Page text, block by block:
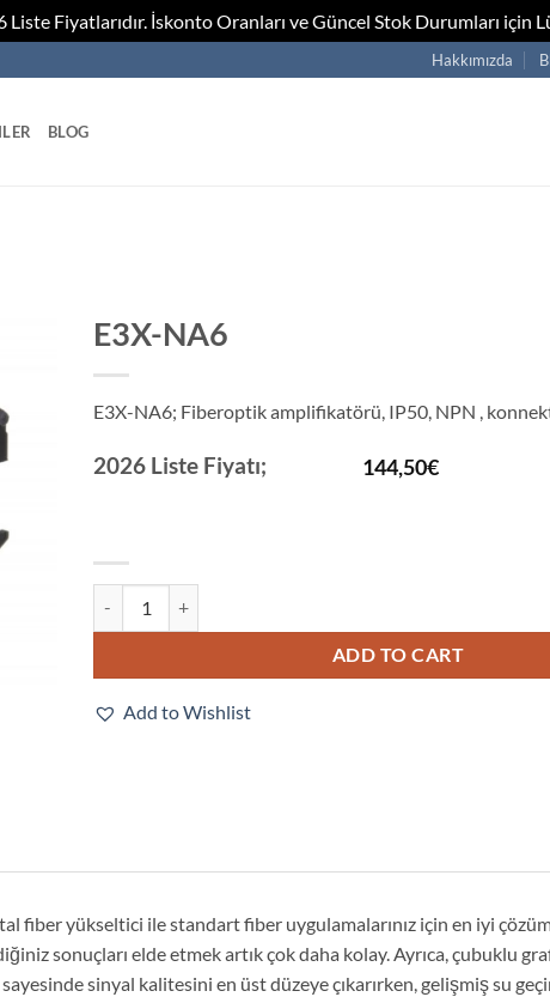
Liste Fiyatlarıdır. İskonto Oranları ve Güncel Stok Durumları için
Hakkımızda
BLOG
E3X-NA6
E3X-NA6; Fiberoptik amplifikatörü, IP50, NPN ,
2026 Liste Fiyatı; 144,50€
ADD TO CART
Add to Wishlist
fiber yükseltici ile standart fiber uygulamalarınız için en iyi
sonuçları elde etmek artık çok daha kolay. Ayrıca, çubuklu
sinyal kalitesini en üst düzeye çıkarırken, gelişmiş su